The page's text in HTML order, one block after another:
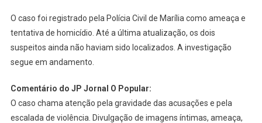
O caso foi registrado pela Polícia Civil de Marília como ameaça e
tentativa de homicídio. Até a última atualização, os dois
suspeitos ainda não haviam sido localizados. A investigação
segue em andamento.
Comentário do JP Jornal O Popular:
O caso chama atenção pela gravidade das acusações e pela
escalada de violência. Divulgação de imagens íntimas, ameaça,